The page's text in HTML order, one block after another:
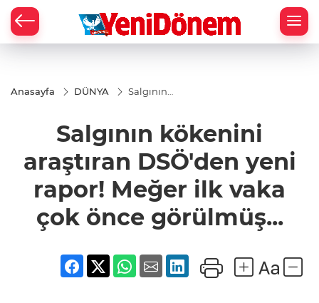
Anasayfa DÜNYA
Salgının
DSÖ'den
yeni rapor!
vaka çok
önce
görülmüş...
Salgının kökenini
araştıran DSÖ'den yeni
rapor! Meğer ilk vaka
çok önce görülmüş...